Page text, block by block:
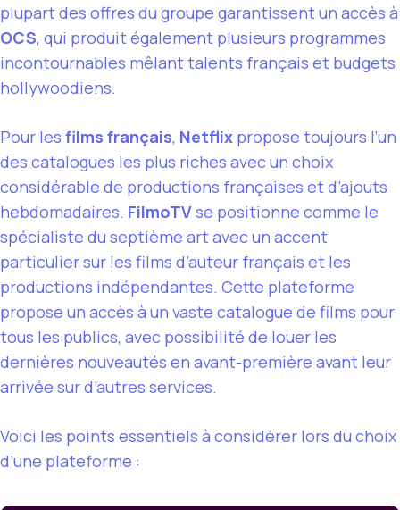
plupart des offres du groupe garantissent un accès à
OCS, qui produit également plusieurs programmes
incontournables mêlant talents français et budgets
hollywoodiens.
Pour les films français, Netflix propose toujours l’un
des catalogues les plus riches avec un choix
considérable de productions françaises et d’ajouts
hebdomadaires. FilmoTVse positionne comme le
spécialiste du septième art avec un accent
particulier sur les films d’auteur français et les
productions indépendantes. Cette plateforme
propose un accès à un vaste catalogue de films pour
tous les publics, avec possibilité de louer les
dernières nouveautés en avant-première avant leur
arrivée sur d’autres services.
Voici les points essentiels à considérer lors du choix
d’une plateforme :